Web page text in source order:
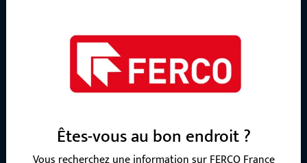
Nous sommes à votre disposition !
Notre équipe de service après-vente se tient à votre
disposition pour répondre à toutes vos questions concernant
Contactez-nous
Êtes-vous au bon endroit ?